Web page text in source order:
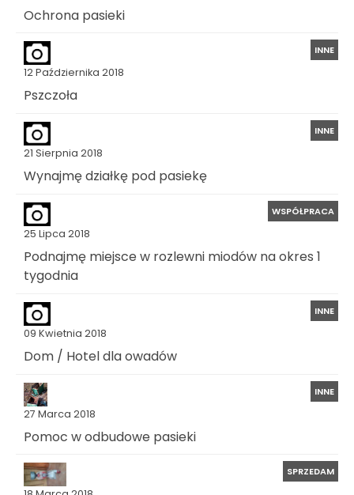
Ochrona pasieki
12 Października 2018
INNE
Pszczoła
21 Sierpnia 2018
INNE
Wynajmę działkę pod pasiekę
25 Lipca 2018
WSPÓŁPRACA
Podnajmę miejsce w rozlewni miodów na okres 1
tygodnia
09 Kwietnia 2018
INNE
Dom / Hotel dla owadów
27 Marca 2018
INNE
Pomoc w odbudowe pasieki
SPRZEDAM